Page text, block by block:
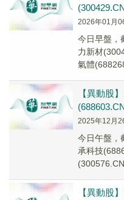
2026年01月
今日早盤，
力新材
氣體
【異動股
2025年12月
今日午盤，
承科技
【異動股